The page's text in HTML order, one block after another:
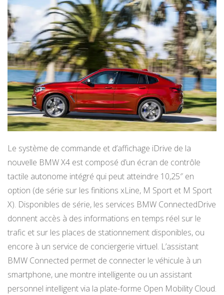
Le système de commande et d’affichage iDrive de la
nouvelle BMW X4 est composé d’un écran de contrôle
tactile autonome intégré qui peut atteindre 10,25″ en
option (de série sur les finitions xLine, M Sport et M Sport
X). Disponibles de série, les services BMW ConnectedDrive
donnent accès à des informations en temps réel sur le
trafic et sur les places de stationnement disponibles, ou
encore à un service de conciergerie virtuel. L’assistant
BMW Connected permet de connecter le véhicule à un
smartphone, une montre intelligente ou un assistant
personnel intelligent via la plate-forme Open Mobility Cloud.